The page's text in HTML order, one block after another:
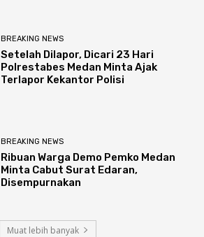
BREAKING NEWS
Setelah Dilapor, Dicari 23 Hari
Polrestabes Medan Minta Ajak
Terlapor Kekantor Polisi
BREAKING NEWS
Ribuan Warga Demo Pemko Medan
Minta Cabut Surat Edaran,
Disempurnakan
Muat lebih banyak